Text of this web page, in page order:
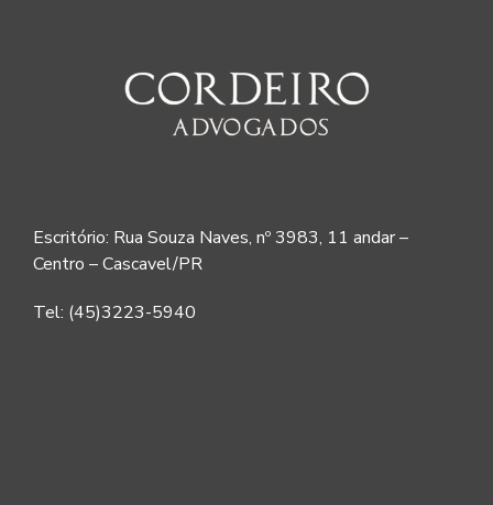
Escritório: Rua Souza Naves, nº 3983, 11 andar –
Centro – Cascavel/PR
Tel: (45)3223-5940